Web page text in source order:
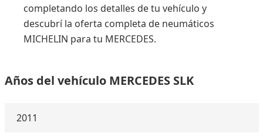
completando los detalles de tu vehículo y
descubrí la oferta completa de neumáticos
MICHELIN para tu MERCEDES.
Años del vehículo MERCEDES SLK
2011